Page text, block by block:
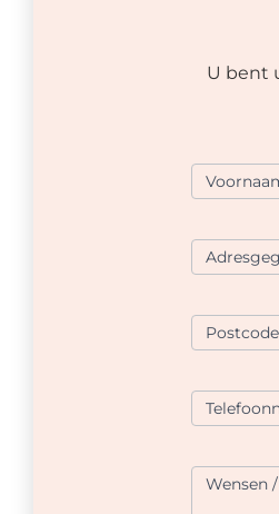
U bent
formulier
VDH
Postcode
Wensen